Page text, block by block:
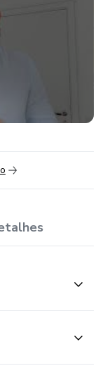
não precisa
digital.
negócio.